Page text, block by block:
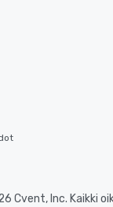
Cvent, Inc. Kaikki